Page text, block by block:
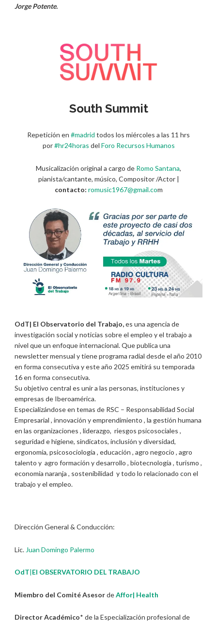
Jorge Potente.
South Summit
Repetición en #madrid todos los miércoles a las 11 hrs
por#hr24horas del Foro Recursos Humanos
Musicalización original a cargo de Romo Santana,
pianista/cantante, músico, Compositor /Actor |
contacto: romusic1967@gmail.com
OdT| El Observatorio del Trabajo,es una agencia de
investigación social y noticias sobre el empleo y el trabajo a
nivel que un enfoque internacional. Que publica una
newsletter mensual y tiene programa radial desde el año 2010
en forma consecutiva y este año 2025 emitirá su temporada
16 en forma consecutiva.
Su objetivo central es unir a las personas, instituciones y
empresas de Iberoamérica.
Especializándose en temas de RSC – Responsabilidad Social
Empresarial , innovación y emprendimiento , la gestión humana
en las organizaciones , liderazgo, riesgos psicosociales ,
seguridad e higiene, sindicatos, inclusión y diversidad,
ergonomía, psicosociología , educación , agro negocio , agro
talento y agro formación y desarrollo , biotecnología , turismo ,
economía naranja , sostenibilidad y todo lo relacionado con el
trabajo y el empleo.
Dirección General & Conducción:
Lic. Juan Domingo Palermo
OdT|El OBSERVATORIO DEL TRABAJO
Miembro del Comité AsesordeAffor| Health
Director Académico* de la Especialización profesional de